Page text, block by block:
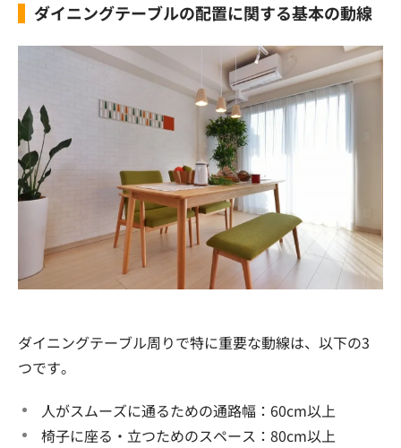
ダイニングテーブルの配置に関する基本の動線
ダイニングテーブル周りで特に重要な動線は、以下の3
つです。
人がスムーズに通るための通路幅：60cm以上
椅子に座る・立つためのスペース：80cm以上